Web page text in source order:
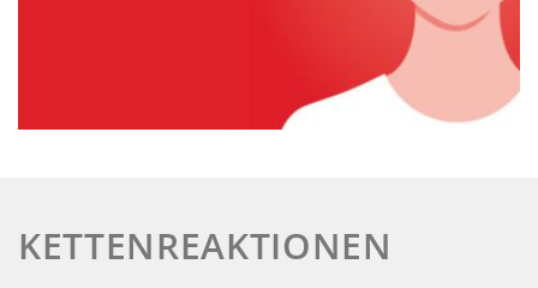
KETTENREAKTIONEN